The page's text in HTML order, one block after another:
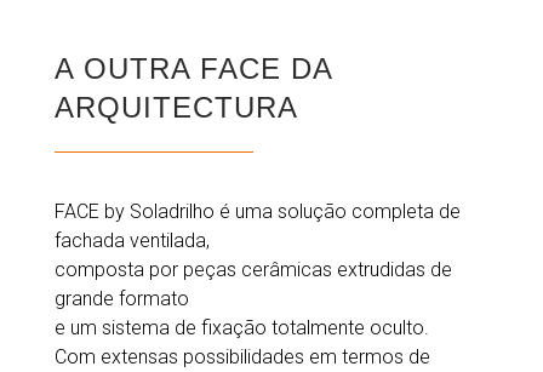
A OUTRA FACE DA
ARQUITECTURA
FACE by Soladrilho é uma solução completa de
fachada ventilada,
composta por peças cerâmicas extrudidas de
grande formato
e um sistema de fixação totalmente oculto.
Com extensas possibilidades em termos de